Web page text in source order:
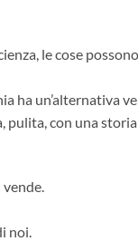
le cose
ha un’alternativa
pulita, con una
noi.